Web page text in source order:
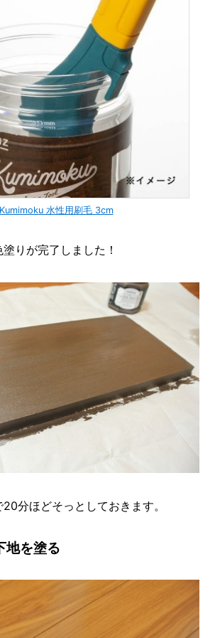
Kumimoku 水性用刷毛 3cm
りが完了しました！
分ほどそっとしておきます。
地を塗る